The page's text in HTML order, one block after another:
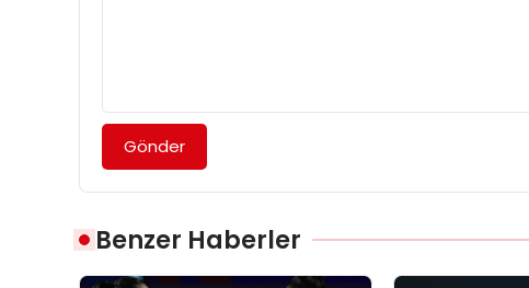
Gönder
Benzer Haberler